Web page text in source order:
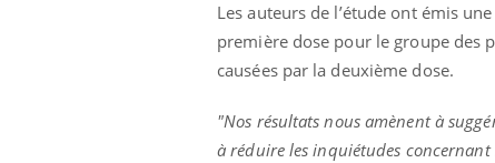
Les auteurs de l’étude ont émis
première dose pour le groupe des
causées par la deuxième dose.
"Nos résultats nous amènent à
à réduire les inquiétudes